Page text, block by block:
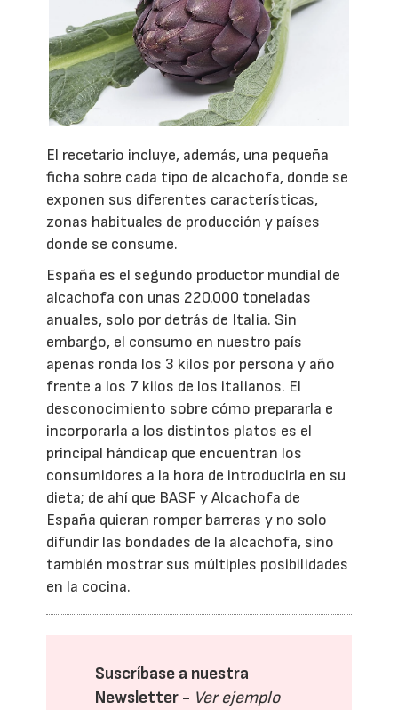
El recetario incluye, además, una pequeña
ficha sobre cada tipo de alcachofa, donde se
exponen sus diferentes características,
zonas habituales de producción y países
donde se consume.
España es el segundo productor mundial de
alcachofa con unas 220.000 toneladas
anuales, solo por detrás de Italia. Sin
embargo, el consumo en nuestro país
apenas ronda los 3 kilos por persona y año
frente a los 7 kilos de los italianos. El
desconocimiento sobre cómo prepararla e
incorporarla a los distintos platos es el
principal hándicap que encuentran los
consumidores a la hora de introducirla en su
dieta; de ahí que BASF y Alcachofa de
España quieran romper barreras y no solo
difundir las bondades de la alcachofa, sino
también mostrar sus múltiples posibilidades
en la cocina.
Suscríbase a nuestra
Newsletter - Ver ejemplo